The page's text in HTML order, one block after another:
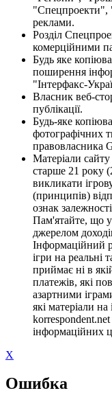
"Спецпроекти",
реклами.
Розділ
комерційними
Будь яке
поширення
"Інтерфакс-
Власник веб-
публікації.
Будь-яке
фотографічних
правовласника
Матеріали
старше 21 року
викликати
(принципів)
ознак
Пам'ятайте, що
джерелом
Інформаційний
ігри на реальні
приймає ні в
платежів, які
азартними
які матеріали
інформаційних
X
Ошибка